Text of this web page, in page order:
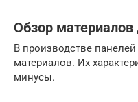
Обзор материалов
В производстве
материалов. Их
минусы.